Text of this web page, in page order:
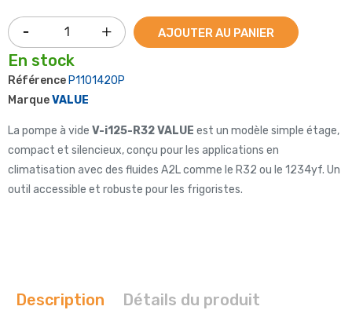
AJOUTER AU PANIER
En stock
Référence P1101420P
MarqueVALUE
La pompe à vide V-i125-R32 VALUE est un modèle simple étage,
compact et silencieux, conçu pour les applications en
climatisation avec des fluides A2L comme le R32 ou le 1234yf. Un
outil accessible et robuste pour les frigoristes.
Description Détails du produit